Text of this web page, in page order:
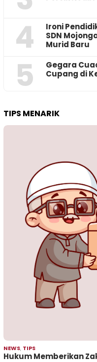
4
Ironi
SDN
Murid Baru
5
‎Gegara
Cupang di
TIPS MENARIK
NEWS, TIPS
Hukum Memberikan